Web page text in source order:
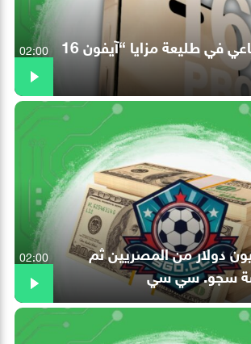
الذكاء الاصطناعي في طليعة مزايا “آيفون 16
02:00
10 مليون دولار من المصريين ثم
سجو. سي سي
02:00